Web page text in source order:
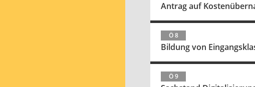
Antrag auf
Ö 8
Bildung von
Ö 9